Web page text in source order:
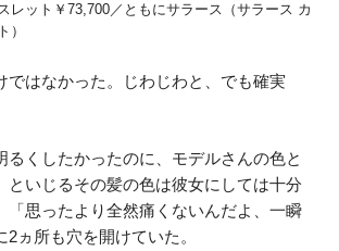
レット￥73,700／ともにサラース（サラース カ
）
ではなかった。じわじわと、でも確実
るくしたかったのに、モデルさんの色と
といじるその髪の色は彼女にしては十分
「思ったより全然痛くないんだよ、一瞬
ヵ所も穴を開けていた。